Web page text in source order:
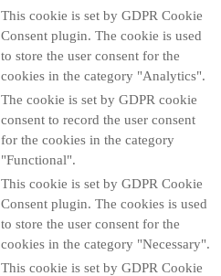
This cookie is set by GDPR Cookie
Consent plugin. The cookie is used
to store the user consent for the
cookies in the category "Analytics".
The cookie is set by GDPR cookie
consent to record the user consent
for the cookies in the category
"Functional".
This cookie is set by GDPR Cookie
Consent plugin. The cookies is used
to store the user consent for the
cookies in the category "Necessary".
This cookie is set by GDPR Cookie